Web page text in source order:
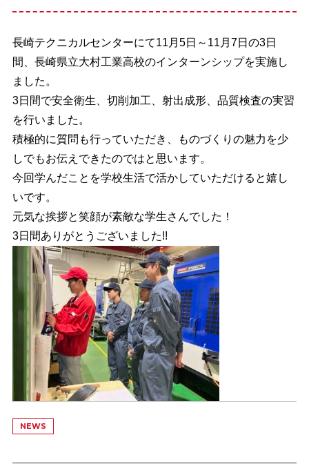
長崎テクニカルセンターにて11月5日～11月7日の3日
間、長崎県立大村工業高校のインターンシップを実施し
ました。
3日間で安全衛生、切削加工、射出成形、品質検査の実習
を行いました。
積極的に質問も行っていただき、ものづくりの魅力を少
しでもお伝えできたのではと思います。
今回学んだことを学校生活で活かしていただけると嬉し
いです。
元気な挨拶と笑顔が素敵な学生さんでした！
3日間ありがとうございました!!
NEWS